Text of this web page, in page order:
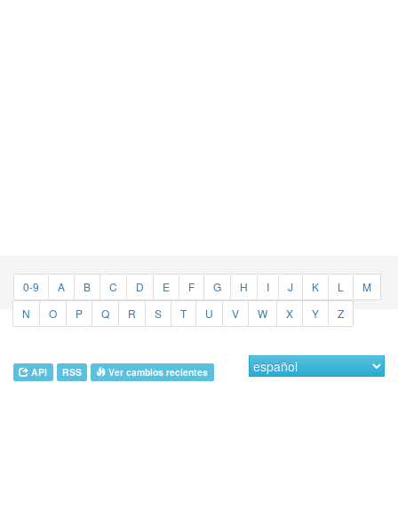
0-9 A B C D E F G H I J K L
M
N
O P Q R S T U V W X Y Z
API RSS Ver cambios recientes